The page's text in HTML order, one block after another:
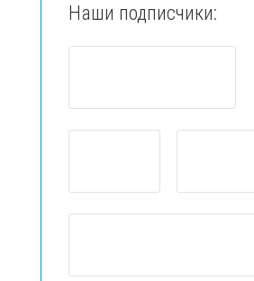
Наши подписчики: